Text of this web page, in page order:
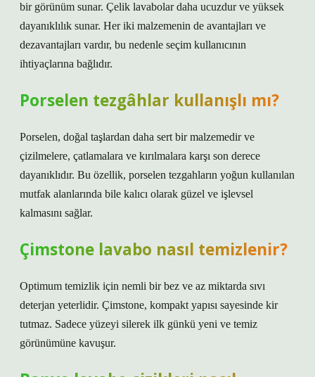
bir görünüm sunar. Çelik lavabolar daha ucuzdur ve yüksek
dayanıklılık sunar. Her iki malzemenin de avantajları ve
dezavantajları vardır, bu nedenle seçim kullanıcının
ihtiyaçlarına bağlıdır.
Porselen tezgâhlar kullanışlı mı?
Porselen, doğal taşlardan daha sert bir malzemedir ve
çizilmelere, çatlamalara ve kırılmalara karşı son derece
dayanıklıdır. Bu özellik, porselen tezgahların yoğun kullanılan
mutfak alanlarında bile kalıcı olarak güzel ve işlevsel
kalmasını sağlar.
Çimstone lavabo nasıl temizlenir?
Optimum temizlik için nemli bir bez ve az miktarda sıvı
deterjan yeterlidir. Çimstone, kompakt yapısı sayesinde kir
tutmaz. Sadece yüzeyi silerek ilk günkü yeni ve temiz
görünümüne kavuşur.